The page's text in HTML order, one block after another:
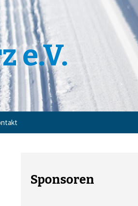
e.V.
Sponsoren